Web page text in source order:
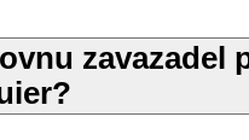
zavazadel